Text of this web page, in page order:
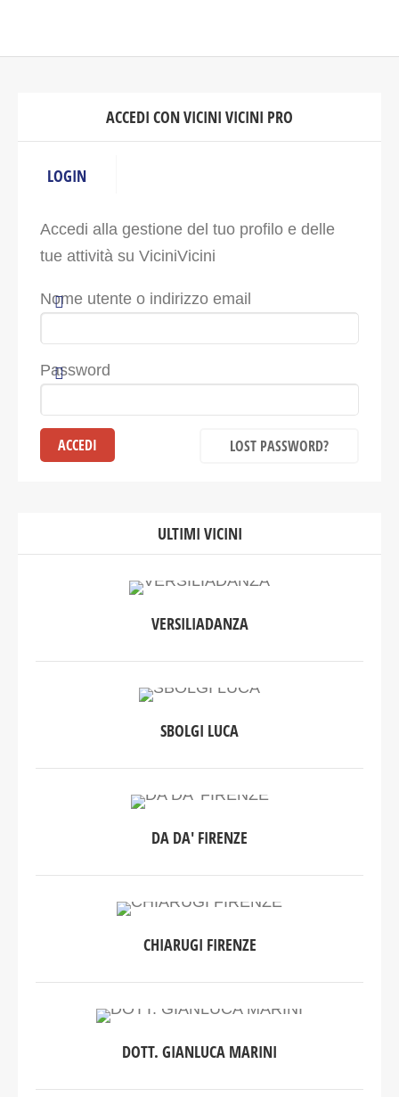
ACCEDI CON VICINI VICINI PRO
LOGIN
Accedi alla gestione del tuo profilo e delle
tue attività su ViciniVicini
Nome utente o indirizzo email
Password
LOST PASSWORD?
ULTIMI VICINI
VERSILIADANZA
SBOLGI LUCA
DA DA' FIRENZE
CHIARUGI FIRENZE
DOTT. GIANLUCA MARINI